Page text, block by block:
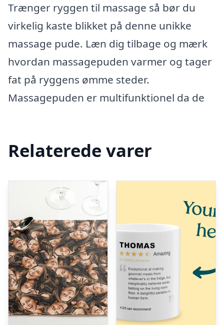
Trænger ryggen til massage så bør du
virkelig kaste blikket på denne unikke
massage pude. Læn dig tilbage og mærk
hvordan massagepuden varmer og tager
fat på ryggens ømme steder.
Massagepuden er multifunktionel da de
Relaterede varer